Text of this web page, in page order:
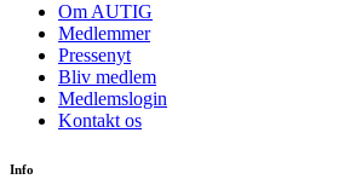
Om AUTIG
Medlemmer
Pressenyt
Bliv medlem
Medlemslogin
Kontakt os
Info